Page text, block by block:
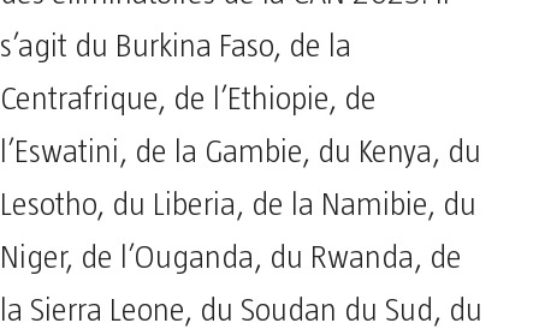
s’agit du Burkina Faso, de la
Centrafrique, de l’Ethiopie, de
l’Eswatini, de la Gambie, du Kenya, du
Lesotho, du Liberia, de la Namibie, du
Niger, de l’Ouganda, du Rwanda, de
la Sierra Leone, du Soudan du Sud, du